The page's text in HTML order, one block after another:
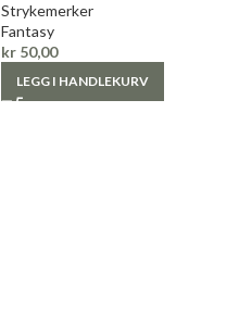
Strykemerker
Fantasy
kr 50,00
LEGG I HANDLEKURV